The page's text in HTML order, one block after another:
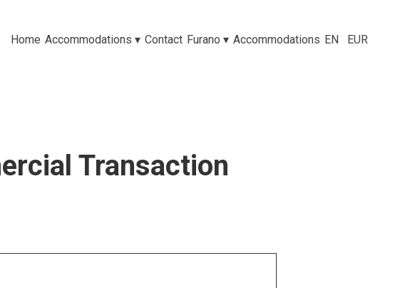
Home Accommodations ▾ Contact Furano ▾ Accommodations EN EUR
Transaction